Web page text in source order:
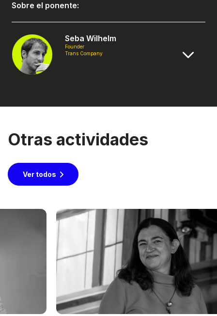
Sobre el ponente:
Seba Wilhelm
Founder
Trans Company
Otras actividades
Ver todos